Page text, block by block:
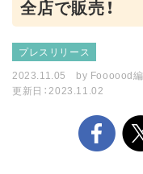
全店で販売！
プレスリリース
2023.11.05
by Foooood
更新日：2023.11.02